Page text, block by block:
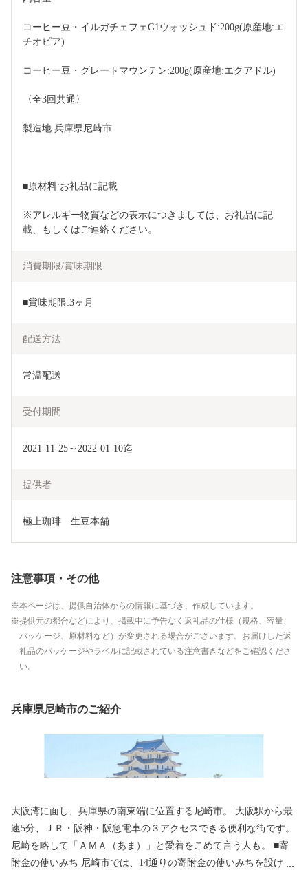
コーヒー豆・イルガチェフェG1ウォッシュド:200g(原産地:エ
チオピア)
コーヒー豆・グレートマウンテン:200g(原産地:エクアドル)
〈全3回共通〉
製造地:兵庫県尼崎市
■原材料:お礼品に記載
※アレルギー物質などの表示につきましては、お礼品に記
載、もしくはご連絡ください。
消費期限/賞味期限
■賞味期限:3ヶ月
配送方法
常温配送
受付期間
2021-11-25～2022-01-10迄
提供者
極上珈琲　生豆本舗
注意事項・その他
本ページは、提供自治体からの情報に基づき、作成しています。
提供元の都合などにより、掲載中に予告なく返礼品の仕様（規格、容量、
パッケージ、原材料など）が変更される場合がございます。お届けした返
礼品のパッケージやラベルに記載されている注意書きなどをご確認くださ
い。
兵庫県尼崎市のご紹介
大阪湾に面し、兵庫県の南東端に位置する尼崎市。 大阪駅から最
速5分、ＪＲ・阪神・阪急電車の３アクセスできる便利な街です。
尼崎を略して「ＡＭＡ（あま）」と愛着をこめて言う人も。 ■寄
附金の使いみち 尼崎市では、14通りの寄附金の使いみちを設けて